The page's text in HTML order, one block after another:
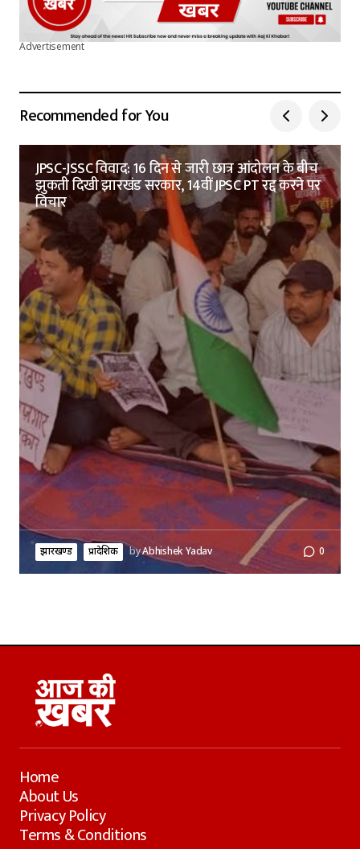
Advertisement
Recommended for You
JPSC-JSSC विवाद: 16 दिन से जारी छात्र आंदोलन के बीच
झुकती दिखी झारखंड सरकार, 14वीं JPSC PT रद्द करने पर
विचार
झारखण्ड प्रादेशिक byAbhishek Yadav 0
Home
About Us
Privacy Policy
Terms & Conditions